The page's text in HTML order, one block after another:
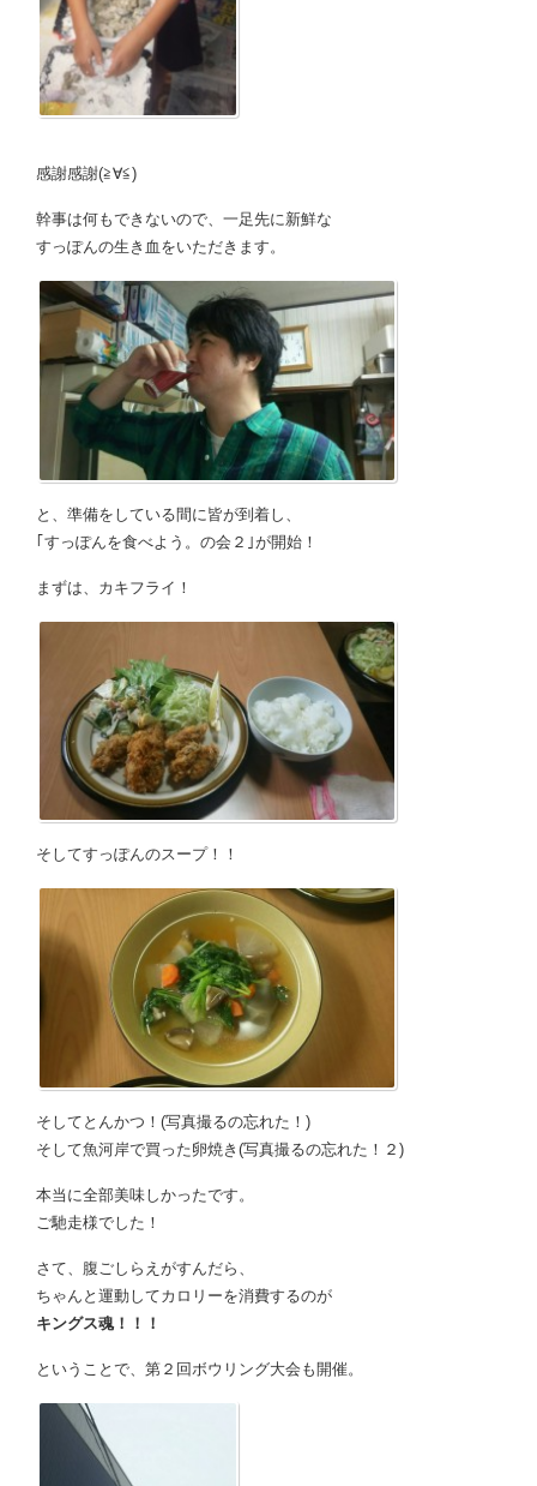
感謝感謝(≧∀≦)
幹事は何もできないので、一足先に新鮮な
すっぽんの生き血をいただきます。
と、準備をしている間に皆が到着し、
｢すっぽんを食べよう。の会２｣が開始！
まずは、カキフライ！
そしてすっぽんのスープ！！
そしてとんかつ！(写真撮るの忘れた！)
そして魚河岸で買った卵焼き(写真撮るの忘れた！２)
本当に全部美味しかったです。
ご馳走様でした！
さて、腹ごしらえがすんだら、
ちゃんと運動してカロリーを消費するのが
キングス魂！！！
ということで、第２回ボウリング大会も開催。